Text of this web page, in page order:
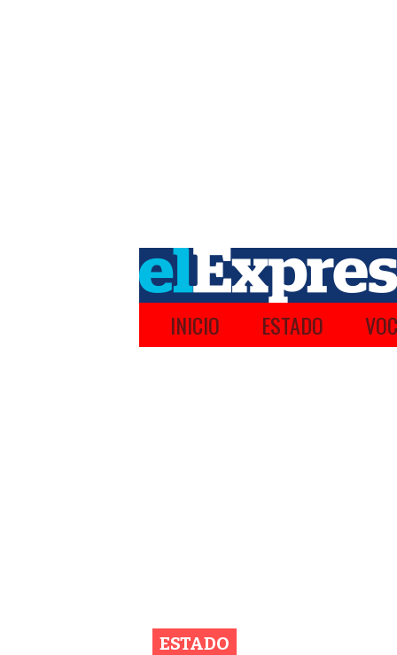
INICIO ESTADO
ESTADO